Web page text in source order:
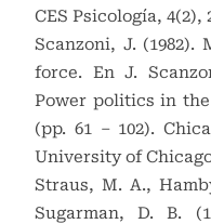
CES Psicología, 4(2),
Scanzoni, J.
force. En J.
Power politics in
(pp. 61 – 102).
University of
Straus, M. A.,
Sugarman, D. B.